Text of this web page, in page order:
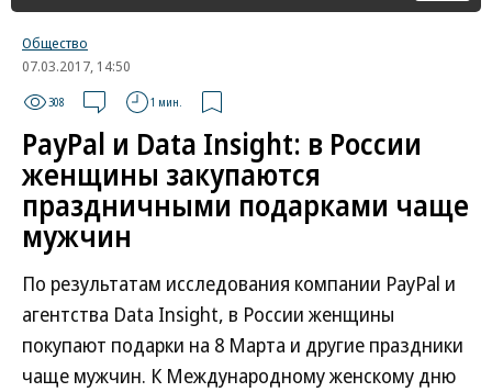
Общество
07.03.2017, 14:50
308 1 мин.
PayPal и Data Insight: в России
женщины закупаются
праздничными подарками чаще
мужчин
По результатам исследования компании PayPal и
агентства Data Insight, в России женщины
покупают подарки на 8 Марта и другие праздники
чаще мужчин. К Международному женскому дню